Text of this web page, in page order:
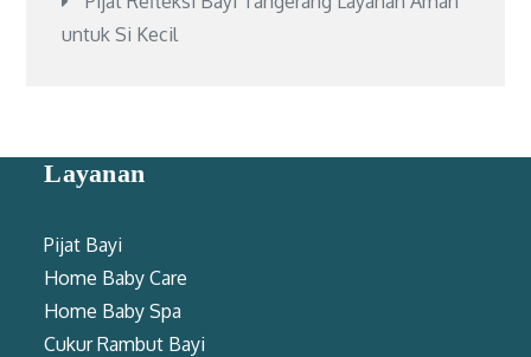
untuk Si Kecil
Layanan
Pijat Bayi
Home Baby Care
Home Baby Spa
Cukur Rambut Bayi